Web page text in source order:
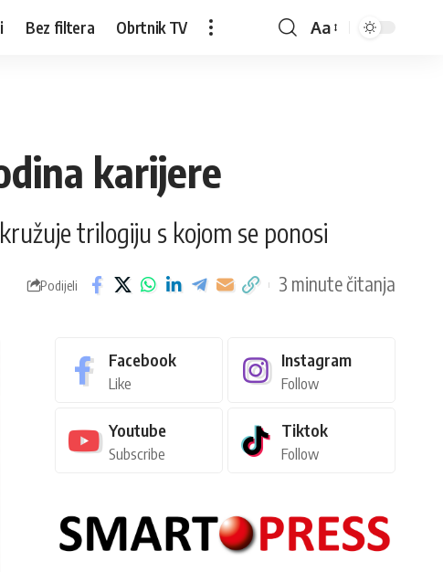
Bez filtera Obrtnik TV Aa
karijere
trilogiju s kojom se ponosi
Podijeli 3 minute čitanja
Facebook
Like
Instagram
Follow
Youtube
Subscribe
Tiktok
Follow